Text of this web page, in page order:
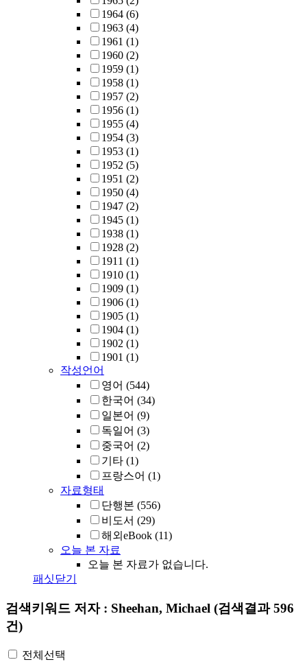
1964 (6)
1963 (4)
1961 (1)
1960 (2)
1959 (1)
1958 (1)
1957 (2)
1956 (1)
1955 (4)
1954 (3)
1953 (1)
1952 (5)
1951 (2)
1950 (4)
1947 (2)
1945 (1)
1938 (1)
1928 (2)
1911 (1)
1910 (1)
1909 (1)
1906 (1)
1905 (1)
1904 (1)
1902 (1)
1901 (1)
작성언어
영어 (544)
한국어 (34)
일본어 (9)
독일어 (3)
중국어 (2)
기타 (1)
프랑스어 (1)
자료형태
단행본 (556)
비도서 (29)
해외eBook (11)
오늘 본 자료
오늘 본 자료가 없습니다.
패싯닫기
검색키워드 저자 : Sheehan, Michael (검색결과 596
건)
전체선택